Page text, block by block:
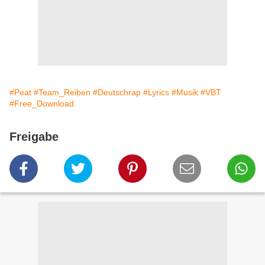
#Peat #Team_Reiben #Deutschrap #Lyrics #Musik #VBT
#Free_Download
Freigabe